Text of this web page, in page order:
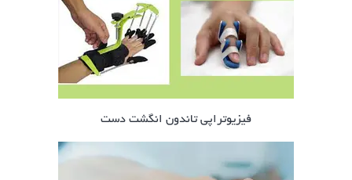
فیزیوتراپی تاندون انگشت دست